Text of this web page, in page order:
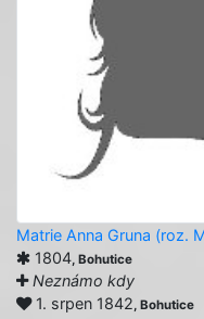
Matrie Anna Gruna (roz.
1804, Bohutice
Neznámo kdy
1. srpen 1842, Bohutice